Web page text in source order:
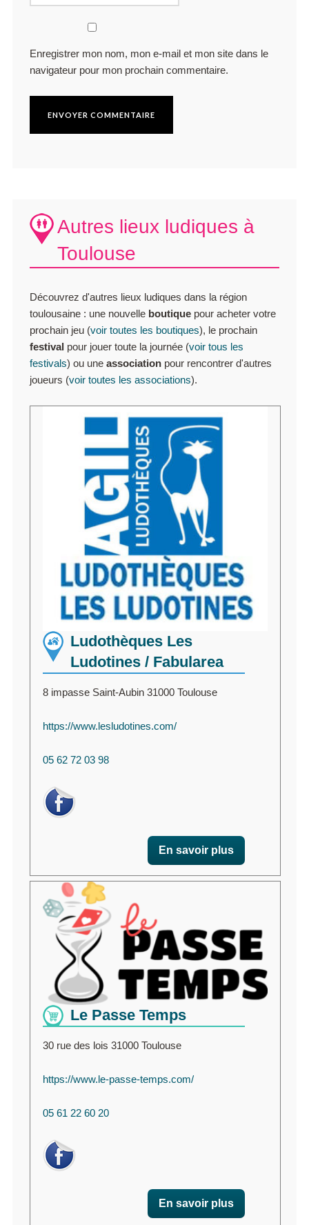
Enregistrer mon nom, mon e-mail et mon site dans le
navigateur pour mon prochain commentaire.
Autres lieux ludiques à
Toulouse
Découvrez d'autres lieux ludiques dans la région
toulousaine : une nouvelle boutiquepour acheter votre
prochain jeu (voir toutes les boutiques), le prochain
festival pour jouer toute la journée (voir tous les
festivals) ou une associationpour rencontrer d'autres
joueurs (voir toutes les associations).
Ludothèques Les
Ludotines / Fabularea
8 impasse Saint-Aubin 31000 Toulouse
https://www.lesludotines.com/
05 62 72 03 98
En savoir plus
Le Passe Temps
30 rue des lois 31000 Toulouse
https://www.le-passe-temps.com/
05 61 22 60 20
En savoir plus